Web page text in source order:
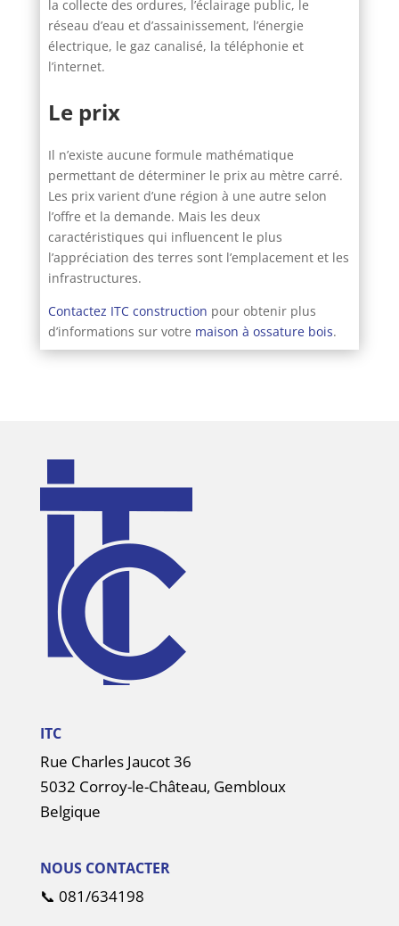
la collecte des ordures, l’éclairage public, le
réseau d’eau et d’assainissement, l’énergie
électrique, le gaz canalisé, la téléphonie et
l’internet.
Le prix
Il n’existe aucune formule mathématique
permettant de déterminer le prix au mètre carré.
Les prix varient d’une région à une autre selon
l’offre et la demande. Mais les deux
caractéristiques qui influencent le plus
l’appréciation des terres sont l’emplacement et les
infrastructures.
Contactez ITC construction pour obtenir plus
d’informations sur votre maison à ossature bois.
ITC
Rue Charles Jaucot 36
5032 Corroy-le-Château, Gembloux
Belgique
NOUS CONTACTER
📞 081/634198